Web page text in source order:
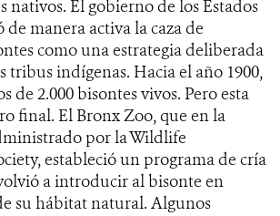
nativos. El gobierno de los Estados
manera activa la caza de
como una estrategia deliberada
tribus indígenas. Hacia el año 1900,
de 2.000 bisontes vivos. Pero esta
final. El Bronx Zoo, que en la
por la Wildlife
estableció un programa de cría
a introducir al bisonte en
su hábitat natural. Algunos